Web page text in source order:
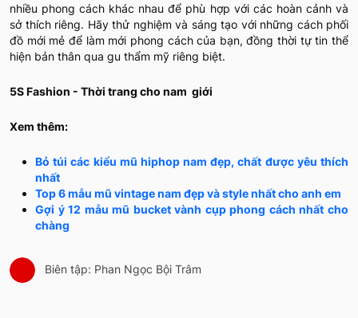
nhiều phong cách khác nhau để phù hợp với các hoàn cảnh và
sở thích riêng. Hãy thử nghiệm và sáng tạo với những cách phối
đồ mới mẻ để làm mới phong cách của bạn, đồng thời tự tin thể
hiện bản thân qua gu thẩm mỹ riêng biệt.
5S Fashion - Thời trang cho nam giới
Xem thêm:
Bỏ túi các kiểu mũ hiphop nam đẹp, chất được yêu thích
nhất
Top 6 mẫu mũ vintage nam đẹp và style nhất cho anh em
Gợi ý 12 mẫu mũ bucket vành cụp phong cách nhất cho
chàng
Biên tập: Phan Ngọc Bội Trâm